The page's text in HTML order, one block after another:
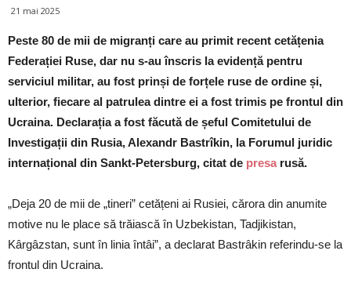
21 mai 2025
Peste 80 de mii de migranți care au primit recent cetățenia
Federației Ruse, dar nu s-au înscris la evidență pentru
serviciul militar, au fost prinși de forțele ruse de ordine și,
ulterior, fiecare al patrulea dintre ei a fost trimis pe frontul din
Ucraina. Declarația a fost făcută de șeful Comitetului de
Investigații din Rusia, Alexandr Bastrîkin, la Forumul juridic
internațional din Sankt-Petersburg, citat de presa rusă.
„Deja 20 de mii de „tineri” cetățeni ai Rusiei, cărora din anumite
motive nu le place să trăiască în Uzbekistan, Tadjikistan,
Kârgâzstan, sunt în linia întâi”, a declarat Bastrâkin referindu-se la
frontul din Ucraina.